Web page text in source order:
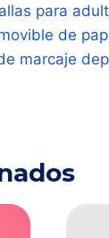
para
de
marcaje